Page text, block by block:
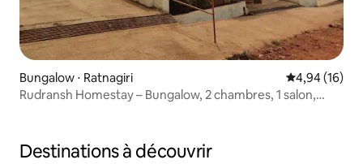
Bungalow ⋅ Ratnagiri Évaluation
4,94 (16)
Rudransh Homestay – Bungalow, 2 chambres, 1 salon,
Destinations à découvrir